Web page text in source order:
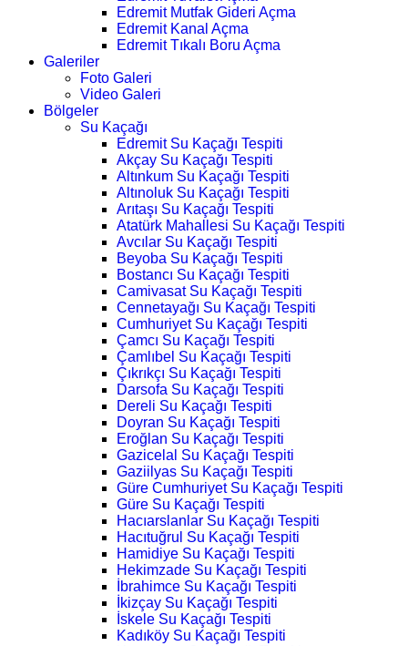
Edremit Mutfak Gideri Açma
Edremit Kanal Açma
Edremit Tıkalı Boru Açma
Galeriler
Foto Galeri
Video Galeri
Bölgeler
Su Kaçağı
Edremit Su Kaçağı Tespiti
Akçay Su Kaçağı Tespiti
Altınkum Su Kaçağı Tespiti
Altınoluk Su Kaçağı Tespiti
Arıtaşı Su Kaçağı Tespiti
Atatürk Mahallesi Su Kaçağı Tespiti
Avcılar Su Kaçağı Tespiti
Beyoba Su Kaçağı Tespiti
Bostancı Su Kaçağı Tespiti
Camivasat Su Kaçağı Tespiti
Cennetayağı Su Kaçağı Tespiti
Cumhuriyet Su Kaçağı Tespiti
Çamcı Su Kaçağı Tespiti
Çamlıbel Su Kaçağı Tespiti
Çıkrıkçı Su Kaçağı Tespiti
Darsofa Su Kaçağı Tespiti
Dereli Su Kaçağı Tespiti
Doyran Su Kaçağı Tespiti
Eroğlan Su Kaçağı Tespiti
Gazicelal Su Kaçağı Tespiti
Gaziilyas Su Kaçağı Tespiti
Güre Cumhuriyet Su Kaçağı Tespiti
Güre Su Kaçağı Tespiti
Hacıarslanlar Su Kaçağı Tespiti
Hacıtuğrul Su Kaçağı Tespiti
Hamidiye Su Kaçağı Tespiti
Hekimzade Su Kaçağı Tespiti
İbrahimce Su Kaçağı Tespiti
İkizçay Su Kaçağı Tespiti
İskele Su Kaçağı Tespiti
Kadıköy Su Kaçağı Tespiti